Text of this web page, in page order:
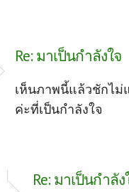
Re: มาเป็นกำลังใจ
เห็นภาพนี้แล้วชักไม่
ค่ะที่เป็นกำลังใจ
Re: มาเป็นกำลัง